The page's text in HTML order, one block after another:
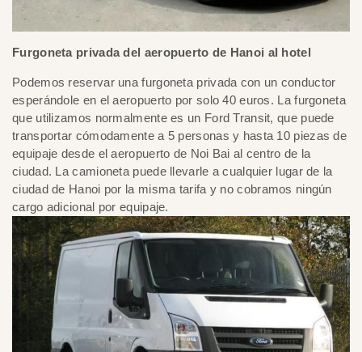
Furgoneta privada del aeropuerto de Hanoi al hotel
Podemos reservar una furgoneta privada con un conductor
esperándole en el aeropuerto por solo 40 euros. La furgoneta
que utilizamos normalmente es un Ford Transit, que puede
transportar cómodamente a 5 personas y hasta 10 piezas de
equipaje desde el aeropuerto de Noi Bai al centro de la
ciudad. La camioneta puede llevarle a cualquier lugar de la
ciudad de Hanoi por la misma tarifa y no cobramos ningún
cargo adicional por equipaje.